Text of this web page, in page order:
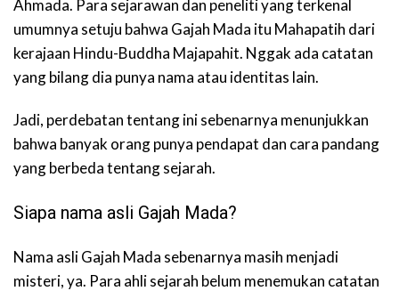
Ahmada. Para sejarawan dan peneliti yang terkenal
umumnya setuju bahwa Gajah Mada itu Mahapatih dari
kerajaan Hindu-Buddha Majapahit. Nggak ada catatan
yang bilang dia punya nama atau identitas lain.
Jadi, perdebatan tentang ini sebenarnya menunjukkan
bahwa banyak orang punya pendapat dan cara pandang
yang berbeda tentang sejarah.
Siapa nama asli Gajah Mada?
Nama asli Gajah Mada sebenarnya masih menjadi
misteri, ya. Para ahli sejarah belum menemukan catatan